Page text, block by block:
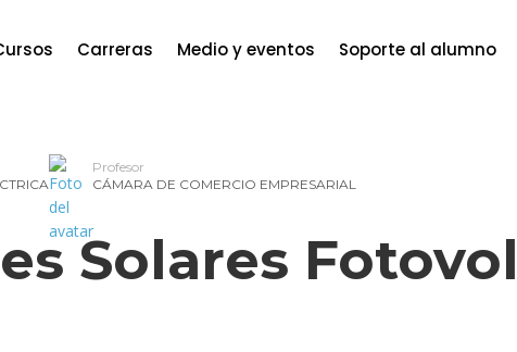
Carreras Medio y eventos Soporte al alumno
Profesor
CÁMARA DE COMERCIO EMPRESARIAL
Solares